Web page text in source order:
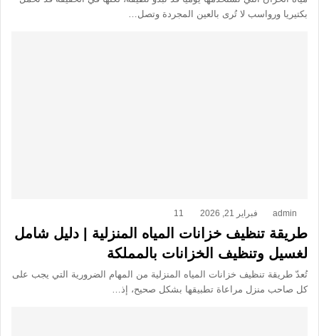
بكتيريا ورواسب لا تُرى بالعين المجردة وتصل…
admin فبراير 21, 2026 11
طريقة تنظيف خزانات المياه المنزلية | دليل شامل
لغسيل وتنظيف الخزانات بالمملكة
تُعدّ طريقة تنظيف خزانات المياه المنزلية من المهام الضرورية التي يجب على
كل صاحب منزل مراعاة تطبيقها بشكل صحيح، إذ…